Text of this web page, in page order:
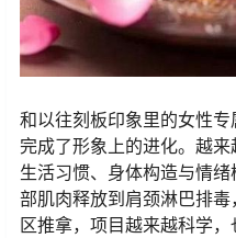
和以往刻板印象里的女性
完成了形象上的进化。越
生活习惯、身体构造与情
部肌肉释放到肩颈淋巴排
区推拿，项目越来越科学